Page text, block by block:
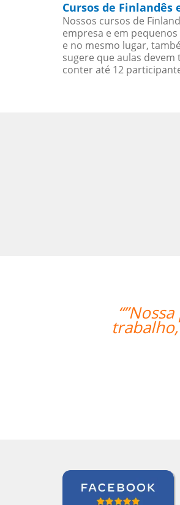
Cursos de Finlandês
Nossos cursos de
empresa e em
e no mesmo lugar,
sugere que aulas
conter até 12
sido muito
e encorajados a